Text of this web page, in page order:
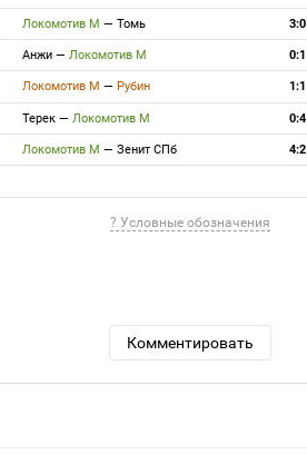
Локомотив М — Томь 3:0
Анжи — Локомотив М 0:1
Локомотив М — Рубин 1:1
Терек — Локомотив М 0:4
Локомотив М — Зенит СПб 4:2
? Условные обозначения
Комментировать